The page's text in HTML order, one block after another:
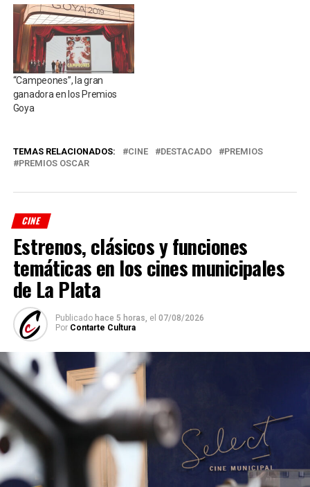
“Campeones”, la gran
ganadora en los Premios
Goya
TEMAS RELACIONADOS: CINE DESTACADO
PREMIOS
PREMIOS OSCAR
CINE
Estrenos, clásicos y funciones
temáticas en los cines municipales
de La Plata
Publicado hace 5 horas, el 07/08/2026
Por Contarte Cultura